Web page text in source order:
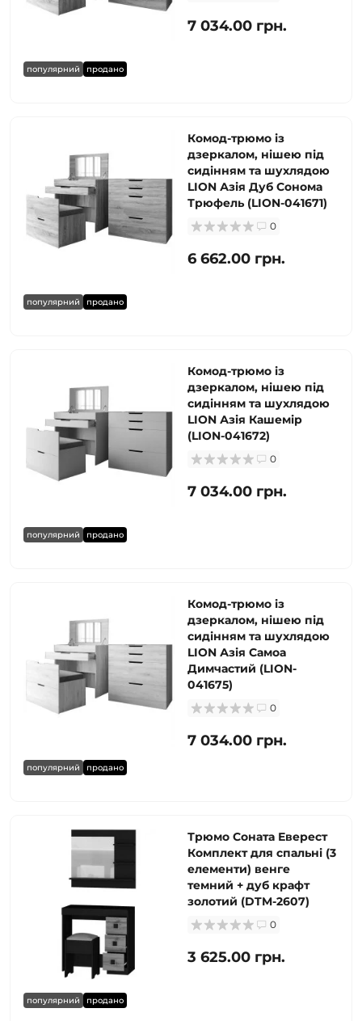
популярний продано
7 034.00 грн.
популярний продано
Комод-трюмо із
дзеркалом, нішею під
сидінням та шухлядою
LION Азія Дуб Сонома
Трюфель (LION-041671)
0
6 662.00 грн.
популярний продано
Комод-трюмо із
дзеркалом, нішею під
сидінням та шухлядою
LION Азія Кашемір
(LION-041672)
0
7 034.00 грн.
популярний продано
Комод-трюмо із
дзеркалом, нішею під
сидінням та шухлядою
LION Азія Самоа
Димчастий (LION-
041675)
0
7 034.00 грн.
популярний продано
Трюмо Соната Еверест
Комплект для спальні (3
елементи) венге
темний + дуб крафт
золотий (DTM-2607)
0
3 625.00 грн.